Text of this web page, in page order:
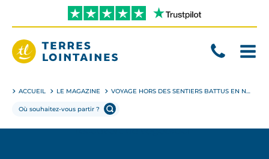
directement
contenu
ACCUEIL LE MAGAZINE VOYAGE HORS DES SENTIERS BATTUS EN NOUVELLE-ZÉLANDE